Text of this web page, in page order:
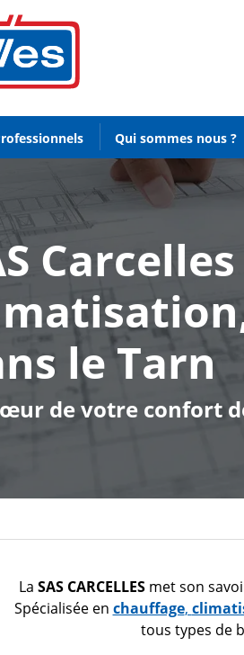
Qui sommes nous ?
le Tarn
de votre confort
La SAS CARCELLES met son
Spécialisée en chauffage,
tous types de